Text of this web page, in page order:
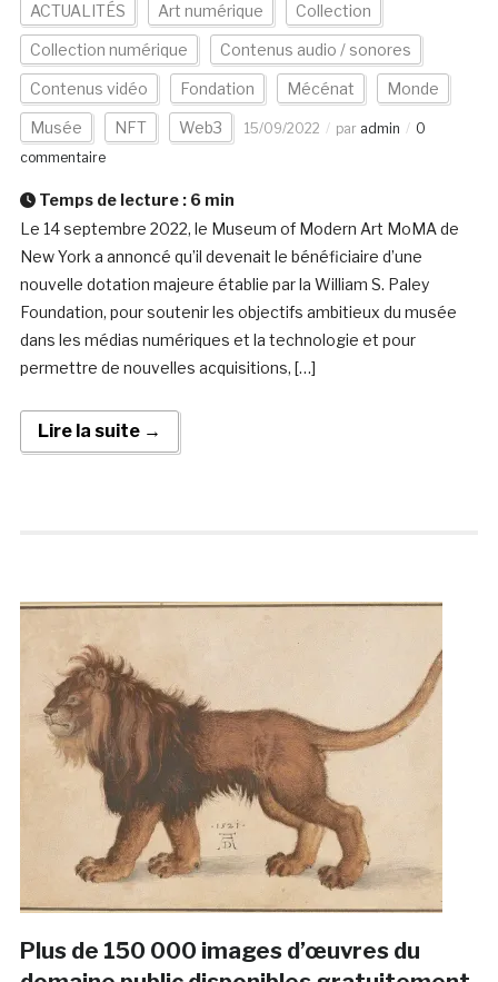
ACTUALITÉS Art numérique Collection
Collection numérique Contenus audio / sonores
Contenus vidéo Fondation Mécénat Monde
Musée NFT Web3 15/09/2022 par admin
0
commentaire
Temps de lecture : 6 min
Le 14 septembre 2022, le Museum of Modern Art MoMA de
New York a annoncé qu’il devenait le bénéficiaire d’une
nouvelle dotation majeure établie par la William S. Paley
Foundation, pour soutenir les objectifs ambitieux du musée
dans les médias numériques et la technologie et pour
permettre de nouvelles acquisitions, […]
Lire la suite →
Plus de 150 000 images d’œuvres du